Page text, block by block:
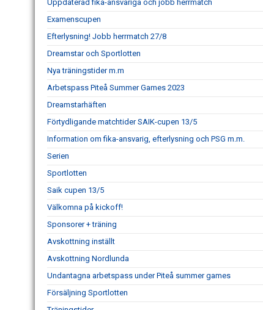
Uppdaterad fika-ansvariga och jobb herrmatch
Examenscupen
Efterlysning! Jobb herrmatch 27/8
Dreamstar och Sportlotten
Nya träningstider m.m
Arbetspass Piteå Summer Games 2023
Dreamstarhäften
Förtydligande matchtider SAIK-cupen 13/5
Information om fika-ansvarig, efterlysning och PSG m.m.
Serien
Sportlotten
Saik cupen 13/5
Välkomna på kickoff!
Sponsorer + träning
Avskottning inställt
Avskottning Nordlunda
Undantagna arbetspass under Piteå summer games
Försäljning Sportlotten